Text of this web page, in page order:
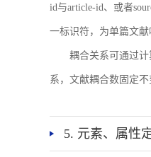
id与article-id、或者
一标识符，为单篇文
耦合关系可通过
系，文献耦合数固定不
5. 元素、属性